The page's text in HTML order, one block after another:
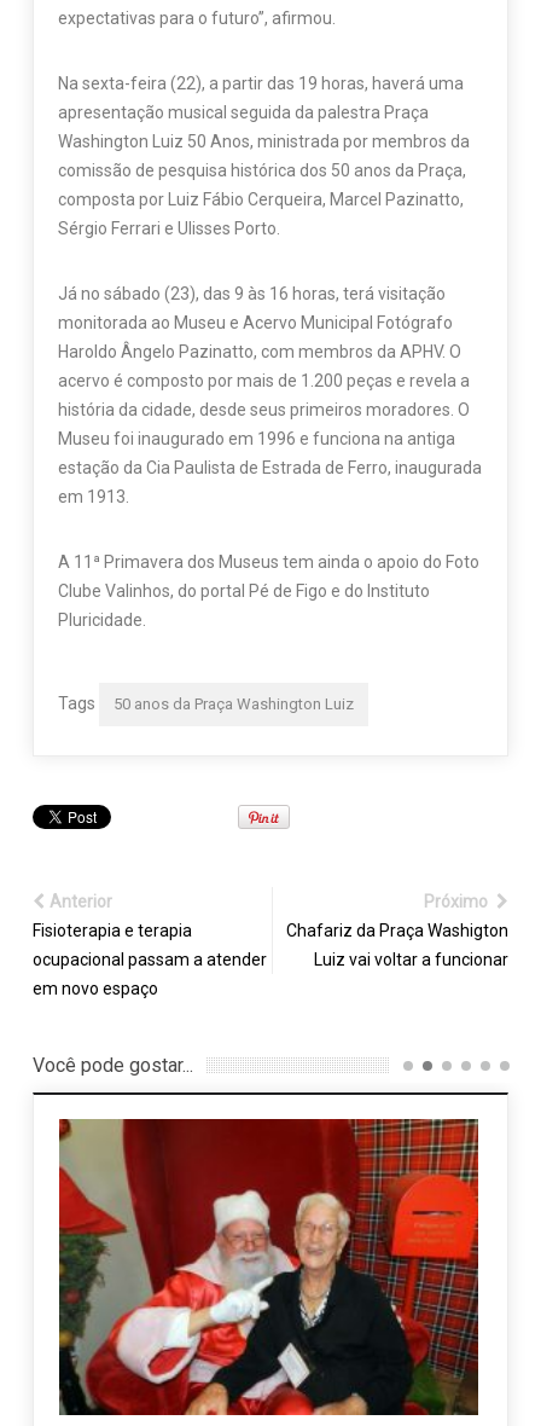
expectativas para o futuro”, afirmou.
Na sexta-feira (22), a partir das 19 horas, haverá uma
apresentação musical seguida da palestra Praça
Washington Luiz 50 Anos, ministrada por membros da
comissão de pesquisa histórica dos 50 anos da Praça,
composta por Luiz Fábio Cerqueira, Marcel Pazinatto,
Sérgio Ferrari e Ulisses Porto.
Já no sábado (23), das 9 às 16 horas, terá visitação
monitorada ao Museu e Acervo Municipal Fotógrafo
Haroldo Ângelo Pazinatto, com membros da APHV. O
acervo é composto por mais de 1.200 peças e revela a
história da cidade, desde seus primeiros moradores. O
Museu foi inaugurado em 1996 e funciona na antiga
estação da Cia Paulista de Estrada de Ferro, inaugurada
em 1913.
A 11ª Primavera dos Museus tem ainda o apoio do Foto
Clube Valinhos, do portal Pé de Figo e do Instituto
Pluricidade.
Tags 50 anos da Praça Washington Luiz
Anterior
Fisioterapia e terapia
ocupacional passam a atender
em novo espaço
Próximo
Chafariz da Praça Washigton
Luiz vai voltar a funcionar
Você pode gostar...